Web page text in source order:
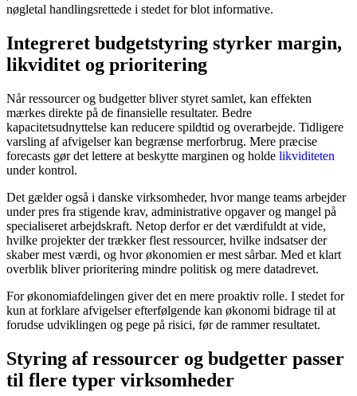
nøgletal handlingsrettede i stedet for blot informative.
Integreret budgetstyring styrker margin,
likviditet og prioritering
Når ressourcer og budgetter bliver styret samlet, kan effekten
mærkes direkte på de finansielle resultater. Bedre
kapacitetsudnyttelse kan reducere spildtid og overarbejde. Tidligere
varsling af afvigelser kan begrænse merforbrug. Mere præcise
forecasts gør det lettere at beskytte marginen og holde likviditeten
under kontrol.
Det gælder også i danske virksomheder, hvor mange teams arbejder
under pres fra stigende krav, administrative opgaver og mangel på
specialiseret arbejdskraft. Netop derfor er det værdifuldt at vide,
hvilke projekter der trækker flest ressourcer, hvilke indsatser der
skaber mest værdi, og hvor økonomien er mest sårbar. Med et klart
overblik bliver prioritering mindre politisk og mere datadrevet.
For økonomiafdelingen giver det en mere proaktiv rolle. I stedet for
kun at forklare afvigelser efterfølgende kan økonomi bidrage til at
forudse udviklingen og pege på risici, før de rammer resultatet.
Styring af ressourcer og budgetter passer
til flere typer virksomheder